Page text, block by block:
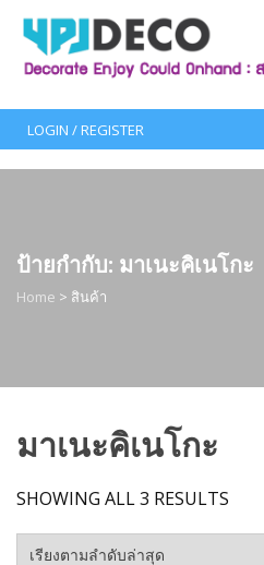
content
LOGIN / REGISTER
ป้ายกำกับ: มาเนะคิเนโกะ
Home > สินค้า
มาเนะคิเนโกะ
SHOWING ALL 3 RESULTS